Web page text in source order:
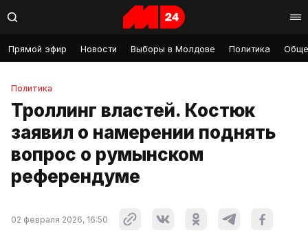
Прямой эфир Новости Выборы в Молдове Политика
Политика
Троллинг властей. Костюк
заявил о намерении поднять
вопрос о румынском
референдуме
02 февраля 2026, 16:50